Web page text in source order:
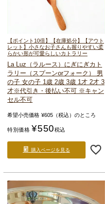
【ポイント10倍】【在庫処分】【アウト
レット】小さなお子さんも握りやすい柔
らかい形が可愛らしいカトラリー
La Luz（ラルース） にぎにぎカト
ラリー （スプーンorフォーク）
男
の子 女の子 1歳 2歳 3歳 1才 2才 3
才※代引き・後払い不可 ※キャン
セル不可
希望小売価格 ¥605 （税込）のところ
特別価格 ¥550税込
購入ページを見る